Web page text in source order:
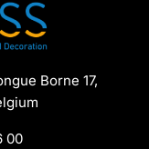
Borne 17,
00